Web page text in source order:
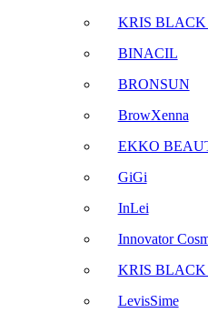
KRIS BLACK
BINACIL
BRONSUN
BrowXenna
EKKO
GiGi
InLei
Innovator
KRIS BLACK
LevisSime